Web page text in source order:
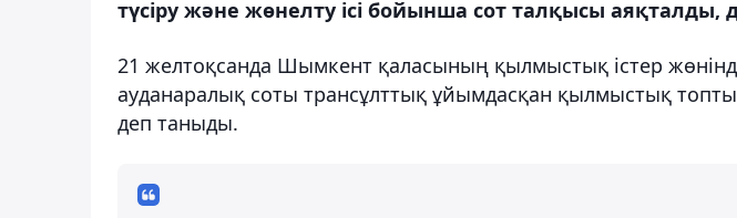
түсіру және жөнелту ісі бойынша сот талқысы аяқталды,
21 желтоқсанда Шымкент қаласының қылмыстық істер
ауданаралық соты трансұлттық ұйымдасқан қылмыстық
деп таныды.